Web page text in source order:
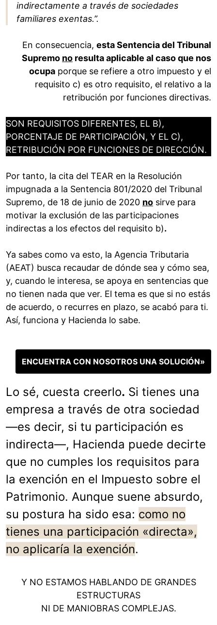
indirectamente a través de sociedades
familiares exentas.”.
En consecuencia, esta Sentencia del Tribunal
Supremo no resulta aplicable al caso que nos
ocupa porque se refiere a otro impuesto y el
requisito c) es otro requisito, el relativo a la
retribución por funciones directivas.
SON REQUISITOS DIFERENTES, EL B),
PORCENTAJE DE PARTICIPACIÓN, Y EL C),
RETRIBUCIÓN POR FUNCIONES DE DIRECCIÓN.
Por tanto, la cita del TEAR en la Resolución
impugnada a la Sentencia 801/2020 del Tribunal
Supremo, de 18 de junio de 2020 no sirve para
motivar la exclusión de las participaciones
indirectas a los efectos del requisito b).
Ya sabes como va esto, la Agencia Tributaria
(AEAT) busca recaudar de dónde sea y cómo sea,
y, cuando le interesa, se apoya en sentencias que
no tienen nada que ver. El tema es que si no estás
de acuerdo, o recurres en plazo, se acabó para ti.
Así, funciona y Hacienda lo sabe.
ENCUENTRA CON NOSOTROS UNA SOLUCIÓN»
Lo sé, cuesta creerlo. Si tienes una
empresa a través de otra sociedad
—es decir, si tu participación es
indirecta—, Hacienda puede decirte
que no cumples los requisitos para
la exención en el Impuesto sobre el
Patrimonio. Aunque suene absurdo,
su postura ha sido esa: como no
tienes una participación «directa»,
no aplicaría la exención.
Y NO ESTAMOS HABLANDO DE GRANDES
ESTRUCTURAS
NI DE MANIOBRAS COMPLEJAS.